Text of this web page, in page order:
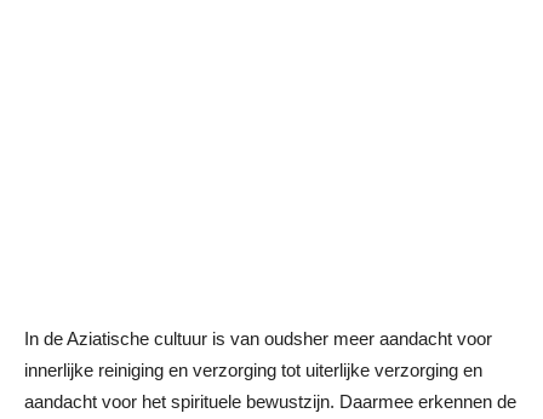
In de Aziatische cultuur is van oudsher meer aandacht voor
innerlijke reiniging en verzorging tot uiterlijke verzorging en
aandacht voor het spirituele bewustzijn. Daarmee erkennen de